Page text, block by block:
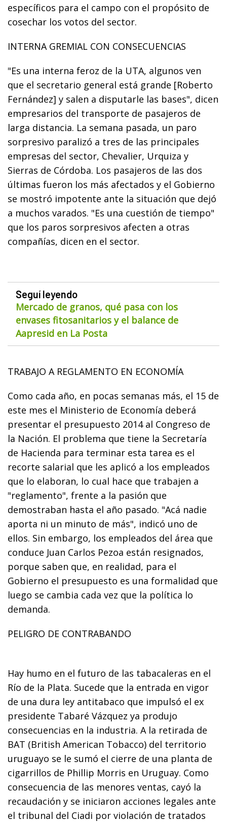
específicos para el campo con el propósito de
cosechar los votos del sector.
INTERNA GREMIAL CON CONSECUENCIAS
"Es una interna feroz de la UTA, algunos ven
que el secretario general está grande [Roberto
Fernández] y salen a disputarle las bases", dicen
empresarios del transporte de pasajeros de
larga distancia. La semana pasada, un paro
sorpresivo paralizó a tres de las principales
empresas del sector, Chevalier, Urquiza y
Sierras de Córdoba. Los pasajeros de las dos
últimas fueron los más afectados y el Gobierno
se mostró impotente ante la situación que dejó
a muchos varados. "Es una cuestión de tiempo"
que los paros sorpresivos afecten a otras
compañías, dicen en el sector.
Seguí leyendo
Mercado de granos, qué pasa con los
envases fitosanitarios y el balance de
Aapresid en La Posta
TRABAJO A REGLAMENTO EN ECONOMÍA
Como cada año, en pocas semanas más, el 15 de
este mes el Ministerio de Economía deberá
presentar el presupuesto 2014 al Congreso de
la Nación. El problema que tiene la Secretaría
de Hacienda para terminar esta tarea es el
recorte salarial que les aplicó a los empleados
que lo elaboran, lo cual hace que trabajen a
"reglamento", frente a la pasión que
demostraban hasta el año pasado. "Acá nadie
aporta ni un minuto de más", indicó uno de
ellos. Sin embargo, los empleados del área que
conduce Juan Carlos Pezoa están resignados,
porque saben que, en realidad, para el
Gobierno el presupuesto es una formalidad que
luego se cambia cada vez que la política lo
demanda.
PELIGRO DE CONTRABANDO
Hay humo en el futuro de las tabacaleras en el
Río de la Plata. Sucede que la entrada en vigor
de una dura ley antitabaco que impulsó el ex
presidente Tabaré Vázquez ya produjo
consecuencias en la industria. A la retirada de
BAT (British American Tobacco) del territorio
uruguayo se le sumó el cierre de una planta de
cigarrillos de Phillip Morris en Uruguay. Como
consecuencia de las menores ventas, cayó la
recaudación y se iniciaron acciones legales ante
el tribunal del Ciadi por violación de tratados